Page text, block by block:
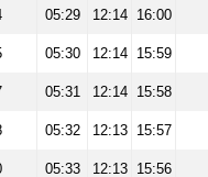
05:29 12:14 16:00
05:30 12:14 15:59
05:31 12:14 15:58
05:32 12:13 15:57
05:33 12:13 15:56